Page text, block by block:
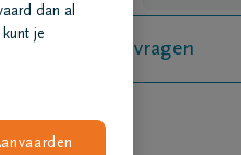
Veelgestelde vragen
dan al
je